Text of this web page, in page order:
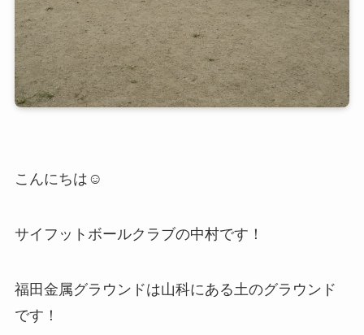
こんにちは☺️
サイフットボールクラブの中村です！
福田金属グラウンドは山科にある土のグラウンド
です！